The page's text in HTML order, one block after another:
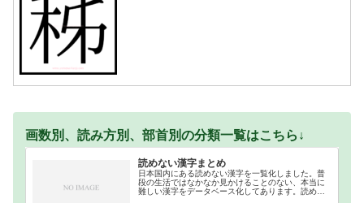
画数別、読み方別、部首別の分類一覧はこちら↓
読めない漢字まとめ
日本国内にある読めない漢字を一覧化しました。普
段の生活ではなかなか見かけることのない、本当に
難しい漢字をデータベース化してあります。読めな